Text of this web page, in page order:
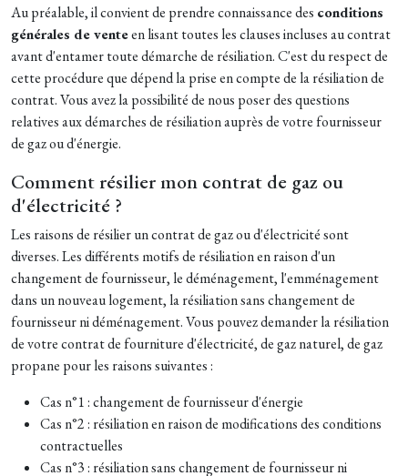
Au préalable, il convient de prendre connaissance des conditions
générales de venteen lisant toutes les clauses incluses au contrat
avant d'entamer toute démarche de résiliation. C'est du respect de
cette procédure que dépend la prise en compte de la résiliation de
contrat. Vous avez la possibilité de nous poser des questions
relatives aux démarches de résiliation auprès de votre fournisseur
de gaz ou d'énergie.
Comment résilier mon contrat de gaz ou
d'électricité ?
Les raisons de résilier un contrat de gaz ou d'électricité sont
diverses. Les différents motifs de résiliation en raison d'un
changement de fournisseur, le déménagement, l'emménagement
dans un nouveau logement, la résiliation sans changement de
fournisseur ni déménagement. Vous pouvez demander la résiliation
de votre contrat de fourniture d'électricité, de gaz naturel, de gaz
propane pour les raisons suivantes :
Cas n°1 : changement de fournisseur d'énergie
Cas n°2 : résiliation en raison de modifications des conditions
contractuelles
Cas n°3 : résiliation sans changement de fournisseur ni